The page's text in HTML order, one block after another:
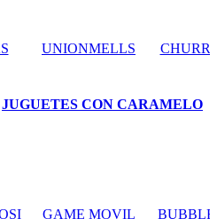
UNIONMELLS
JUGUETES CON CARAMELO
GAME MOVIL